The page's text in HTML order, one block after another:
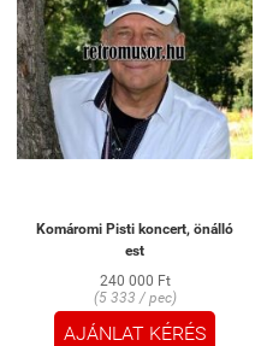
Komáromi Pisti koncert, önálló
est
240 000 Ft
(5 333 / pec)
AJÁNLAT KÉRÉS